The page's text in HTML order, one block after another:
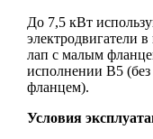
До 7,5 кВт
электродвигатели
лап с малым
исполнении B5
фланцем).
Условия